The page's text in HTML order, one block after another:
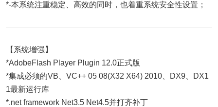
*-本系统注重稳定、高效的同时，也着重系统安全性设置；
【系统增强】
*AdobeFlash Player Plugin 12.0正式版
*集成必须的VB、VC++ 05 08(X32 X64) 2010、DX9、DX1
1最新运行库
*.net framework Net3.5 Net4.5并打齐补丁